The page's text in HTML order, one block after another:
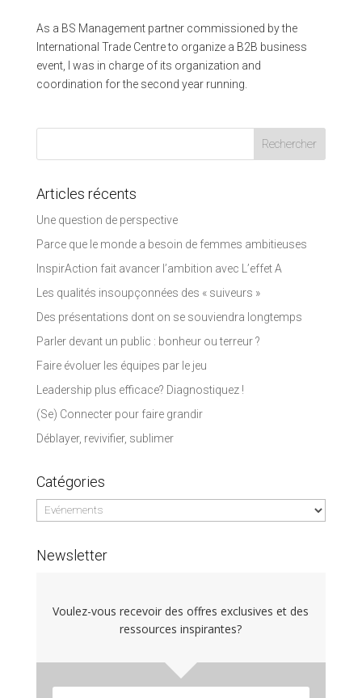
As a BS Management partner commissioned by the
International Trade Centre to organize a B2B business
event, I was in charge of its organization and
coordination for the second year running.
Articles récents
Une question de perspective
Parce que le monde a besoin de femmes ambitieuses
InspirAction fait avancer l’ambition avec L’effet A
Les qualités insoupçonnées des « suiveurs »
Des présentations dont on se souviendra longtemps
Parler devant un public : bonheur ou terreur ?
Faire évoluer les équipes par le jeu
Leadership plus efficace? Diagnostiquez !
(Se) Connecter pour faire grandir
Déblayer, revivifier, sublimer
Catégories
Catégories
Newsletter
Voulez-vous recevoir des offres exclusives et des
ressources inspirantes?